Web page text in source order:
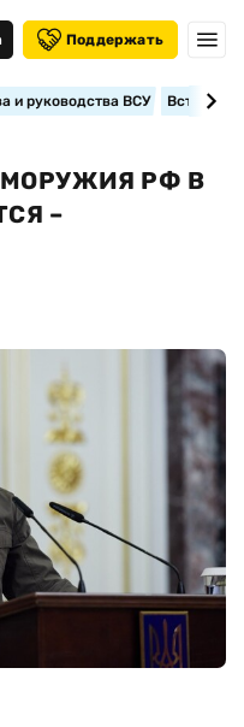
Поддержать
и руководства ВСУ
РФ В
–